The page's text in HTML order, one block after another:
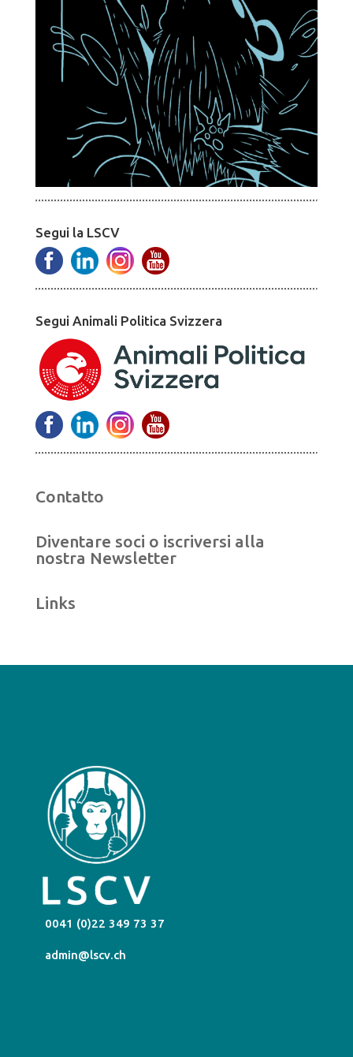
Segui la LSCV
Segui Animali Politica Svizzera
Contatto
Diventare soci o iscriversi alla
nostra Newsletter
Links
0041 (0)22 349 73 37
admin@lscv.ch